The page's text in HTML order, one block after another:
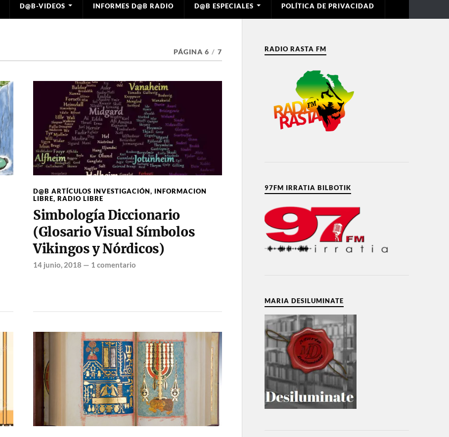
D@B-VIDEOS INFORMES D@B RADIO D@B ESPECIALES POLÍTICA DE PRIVACIDAD
PÁGINA 6 / 7
D@B ARTÍCULOS INVESTIGACIÓN, INFORMACION
LIBRE, RADIO LIBRE
Simbología Diccionario
(Glosario Visual Símbolos
Vikingos y Nórdicos)
14 junio, 2018 — 1 comentario
RADIO RASTA FM
97FM IRRATIA BILBOTIK
MARIA DESILUMINATE